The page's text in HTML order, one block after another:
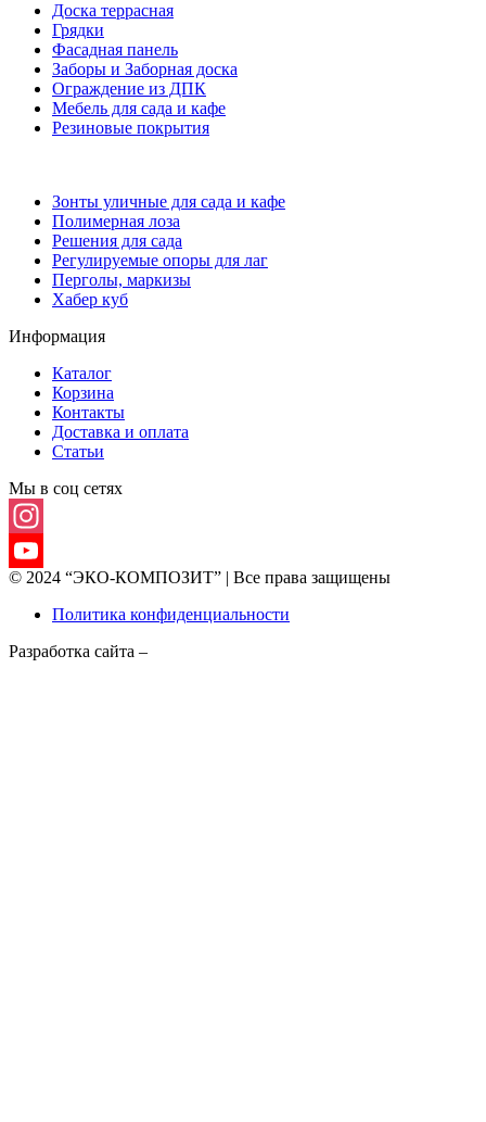
Доска террасная
Грядки
Фасадная панель
Заборы и Заборная доска
Ограждение из ДПК
Мебель для сада и кафе
Резиновые покрытия
Зонты уличные для сада и кафе
Полимерная лоза
Решения для сада
Регулируемые опоры для лаг
Перголы, маркизы
Хабер куб
Информация
Каталог
Корзина
Контакты
Доставка и оплата
Статьи
Мы в соц сетях
Instagram
YouTube
Channel
© 2024 “ЭКО-КОМПОЗИТ” | Все права защищены
Политика конфиденциальности
Разработка сайта –